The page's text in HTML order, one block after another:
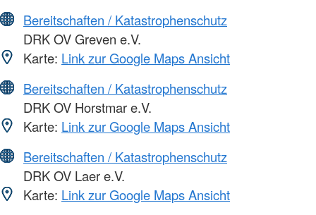
Bereitschaften / Katastrophenschutz
DRK OV Greven e.V.
Karte: Link zur Google Maps Ansicht
Bereitschaften / Katastrophenschutz
DRK OV Horstmar e.V.
Karte: Link zur Google Maps Ansicht
Bereitschaften / Katastrophenschutz
DRK OV Laer e.V.
Karte: Link zur Google Maps Ansicht